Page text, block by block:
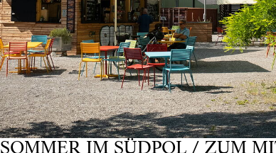
SOMMER IM SÜDPOL / ZUM